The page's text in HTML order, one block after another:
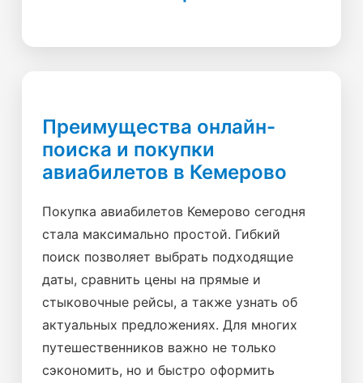
Преимущества онлайн-
поиска и покупки
авиабилетов в Кемерово
Покупка авиабилетов Кемерово сегодня
стала максимально простой. Гибкий
поиск позволяет выбрать подходящие
даты, сравнить цены на прямые и
стыковочные рейсы, а также узнать об
актуальных предложениях. Для многих
путешественников важно не только
сэкономить, но и быстро оформить